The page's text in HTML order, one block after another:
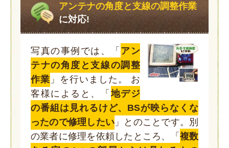
アンテナの角度と支線の調整作業
に対応!
写真の事例では、「 アン
テナの角度と支線の調整
作業 」を行いました。 お
客様によると、「地デジ
の番組は見れるけど、BSが映らなくな
ったので修理したい 」とのことです。別
の業者に修理を依頼したところ、「 複数